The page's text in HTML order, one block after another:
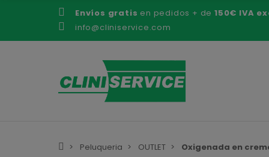
Envíos gratis en pedidos + de150€ IVA
info@cliniservice.com
Peluqueria OUTLET Oxigenada en